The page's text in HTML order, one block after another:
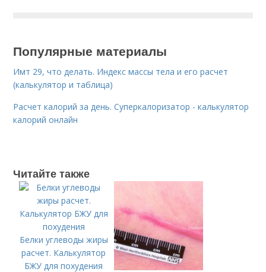
Популярные материалы
Имт 29, что делать. Индекс массы тела и его расчет
(калькулятор и таблица)
Расчет калорий за день. Суперкалоризатор - калькулятор
калорий онлайн
Читайте также
Белки углеводы жиры
расчет. Калькулятор
БЖУ для похудения